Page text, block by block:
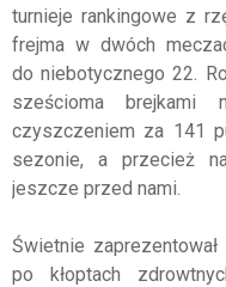
turnieje rankingowe z
frejma w dwóch
do niebotycznego 22.
sześcioma brejkami
czyszczeniem za 141
sezonie, a przecież
jeszcze przed nami.
Świetnie
po kłoptach